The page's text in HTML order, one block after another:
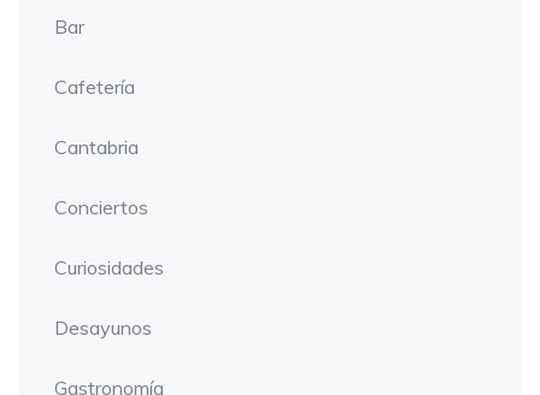
Bar
Cafetería
Cantabria
Conciertos
Curiosidades
Desayunos
Gastronomía